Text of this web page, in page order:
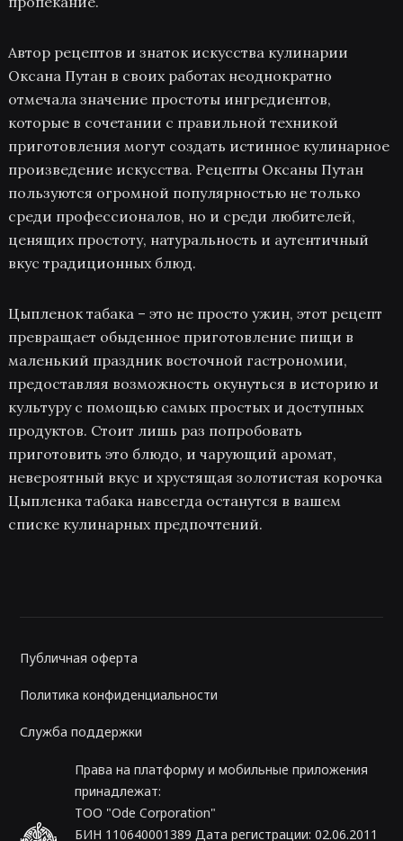
Автор рецептов и знаток искусства кулинарии
Оксана Путан в своих работах неоднократно
отмечала значение простоты ингредиентов,
которые в сочетании с правильной техникой
приготовления могут создать истинное кулинарное
произведение искусства. Рецепты Оксаны Путан
пользуются огромной популярностью не только
среди профессионалов, но и среди любителей,
ценящих простоту, натуральность и аутентичный
вкус традиционных блюд.
Цыпленок табака – это не просто ужин, этот рецепт
превращает обыденное приготовление пищи в
маленький праздник восточной гастрономии,
предоставляя возможность окунуться в историю и
культуру с помощью самых простых и доступных
продуктов. Стоит лишь раз попробовать
приготовить это блюдо, и чарующий аромат,
невероятный вкус и хрустящая золотистая корочка
Цыпленка табака навсегда останутся в вашем
списке кулинарных предпочтений.
Права на платформу и мобильные приложения
принадлежат:
ТОО "Ode Corporation"
БИН 110640001389 Дата регистрации: 02.06.2011
Публичная оферта
Политика конфиденциальности
Служба поддержки